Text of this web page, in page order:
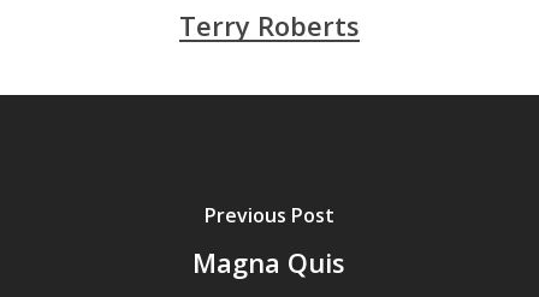
Terry Roberts
Previous Post
Magna Quis